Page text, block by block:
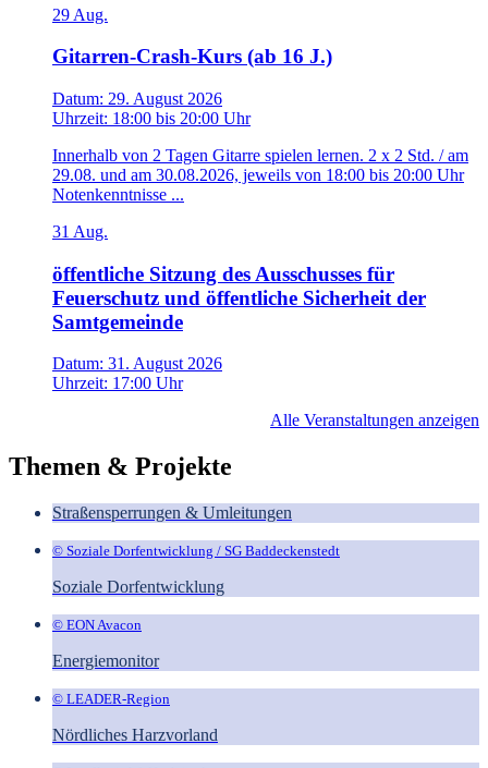
29 Aug.
Gitarren-Crash-Kurs (ab 16 J.)
Datum: 29. August 2026
Uhrzeit: 18:00 bis 20:00 Uhr
Innerhalb von 2 Tagen Gitarre spielen lernen. 2 x 2 Std. / am
29.08. und am 30.08.2026, jeweils von 18:00 bis 20:00 Uhr
Notenkenntnisse ...
31 Aug.
öffentliche Sitzung des Ausschusses für
Feuerschutz und öffentliche Sicherheit der
Samtgemeinde
Datum: 31. August 2026
Uhrzeit: 17:00 Uhr
Alle Veranstaltungen anzeigen
Themen & Projekte
Straßensperrungen & Umleitungen
© Soziale Dorfentwicklung / SG Baddeckenstedt
Soziale Dorfentwicklung
© EON Avacon
Energiemonitor
© LEADER-Region
Nördliches Harzvorland